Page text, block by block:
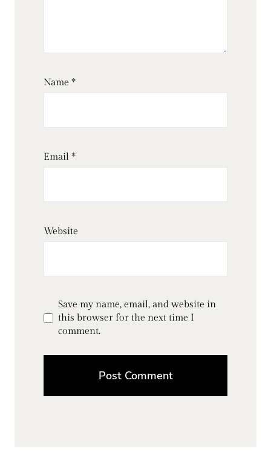
Name *
Email *
Website
Save my name, email, and website in
this browser for the next time I
comment.